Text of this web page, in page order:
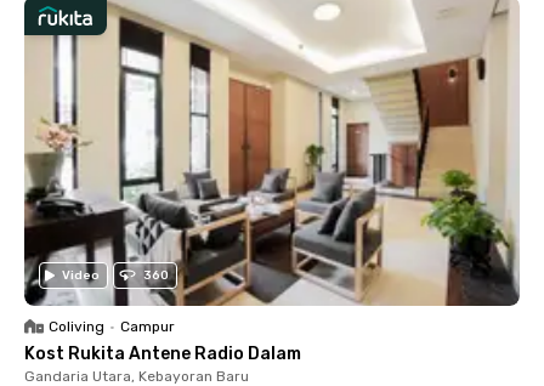
Video 360
Coliving • Campur
Kost Rukita Antene Radio Dalam
Gandaria Utara, Kebayoran Baru